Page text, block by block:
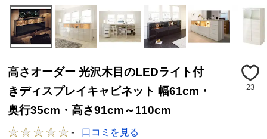
高さオーダー 光沢木目のLEDライト付
きディスプレイキャビネット 幅61cm・
奥行35cm・高さ91cm～110cm
23
- 口コミを見る